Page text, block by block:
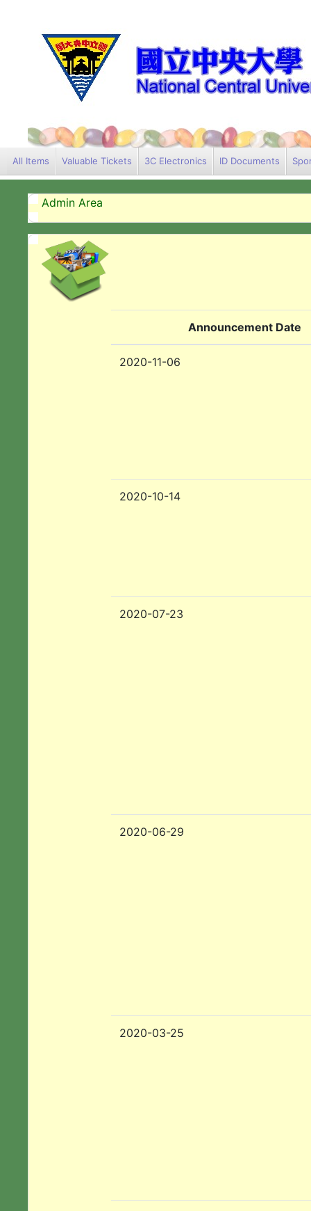
All Items Valuable Tickets 3C Electronics ID Documents
Admin Area
Announcement Date
2020-11-06
2020-10-14
2020-07-23
2020-06-29
2020-03-25